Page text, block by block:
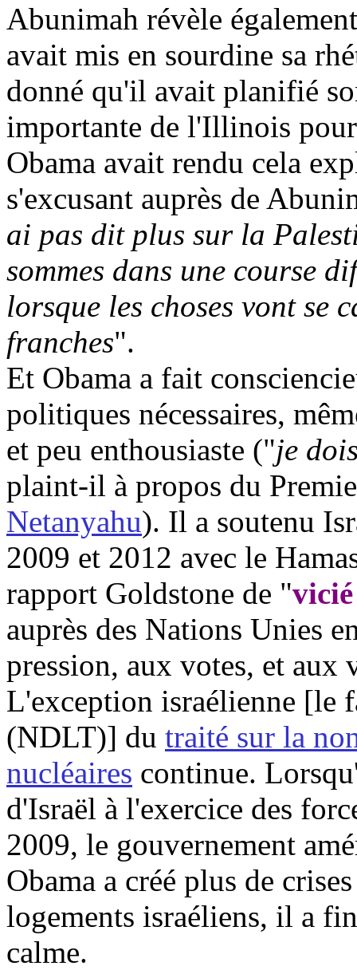
Abunimah révèle
avait mis en sourdine sa
donné qu'il avait planifié
importante de l'Illinois
Obama avait rendu cela
s'excusant auprès de
ai pas dit plus sur la
sommes dans une course
lorsque les choses vont se
franches".
Et Obama a fait
politiques nécessaires,
et peu enthousiaste ("je
plaint-il à propos du
Netanyahu). Il a soutenu
2009 et 2012 avec le
rapport Goldstone de "
auprès des Nations Unies
pression, aux votes, et aux
L'exception israélienne [le
(NDLT)] du traité sur la
nucléaires continue.
d'Israël à l'exercice des
2009, le gouvernement
Obama a créé plus de
logements israéliens, il a
calme.